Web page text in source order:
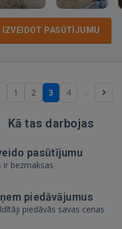
IZVEIDOT PASŪTĪJUMU
1 2 3 4 ...
Kā tas darbojas
pasūtījumu
ir bezmaksas
piedāvājumus
piedāvās savas cenas